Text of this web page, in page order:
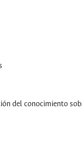
del conocimiento